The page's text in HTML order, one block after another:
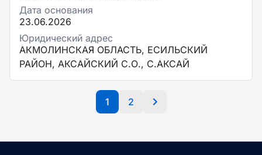
Дата основания
23.06.2026
Юридический адрес
АКМОЛИНСКАЯ ОБЛАСТЬ, ЕСИЛЬСКИЙ
РАЙОН, АКСАЙСКИЙ С.О., С.АКСАЙ
1 2